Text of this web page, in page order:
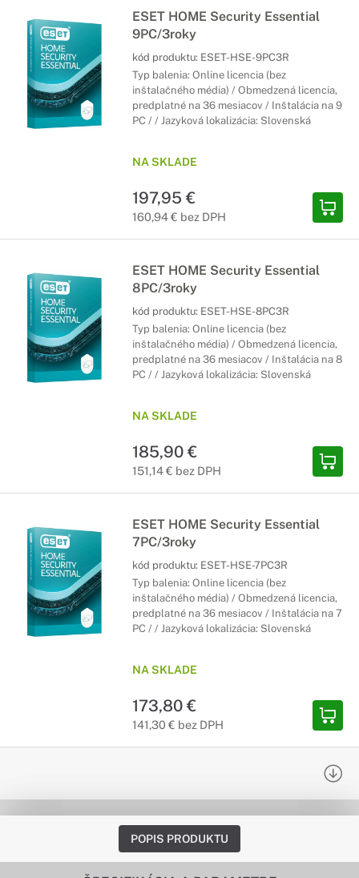
ESET HOME Security Essential
9PC/3roky
kód produktu: ESET-HSE-9PC3R
Typ balenia: Online licencia (bez
inštalačného média) / Obmedzená licencia,
predplatné na 36 mesiacov / Inštalácia na 9
PC / / Jazyková lokalizácia: Slovenská
NA SKLADE
197,95 €
160,94 € bez DPH
ESET HOME Security Essential
8PC/3roky
kód produktu: ESET-HSE-8PC3R
Typ balenia: Online licencia (bez
inštalačného média) / Obmedzená licencia,
predplatné na 36 mesiacov / Inštalácia na 8
PC / / Jazyková lokalizácia: Slovenská
NA SKLADE
185,90 €
151,14 € bez DPH
ESET HOME Security Essential
7PC/3roky
kód produktu: ESET-HSE-7PC3R
Typ balenia: Online licencia (bez
inštalačného média) / Obmedzená licencia,
predplatné na 36 mesiacov / Inštalácia na 7
PC / / Jazyková lokalizácia: Slovenská
NA SKLADE
173,80 €
141,30 € bez DPH
POPIS PRODUKTU